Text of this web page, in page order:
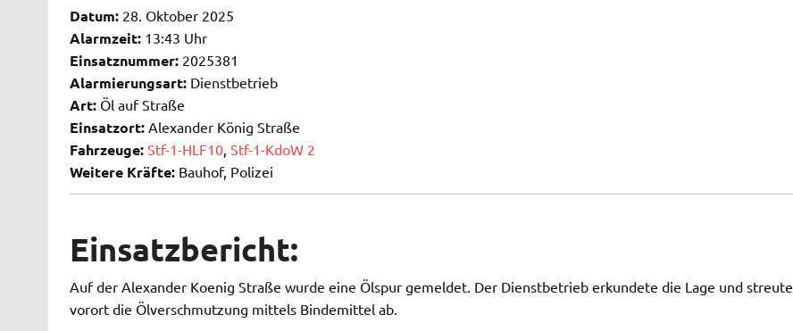
Datum:28. Oktober 2025
Alarmzeit:13:43 Uhr
Einsatznummer:2025381
Alarmierungsart:Dienstbetrieb
Art:Öl auf Straße
Einsatzort:Alexander König Straße
Fahrzeuge: Stf-1-HLF10, Stf-1-KdoW 2
Weitere Kräfte:Bauhof, Polizei
Einsatzbericht:
Auf der Alexander Koenig Straße wurde eine Ölspur gemeldet. Der Dienstbetrieb erkundete die Lage und streute
vorort die Ölverschmutzung mittels Bindemittel ab.